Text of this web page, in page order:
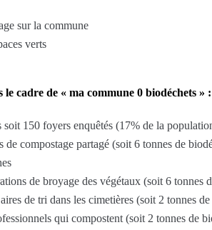
sur la commune
verts
le cadre de « ma commune 0 biodéchets » :
soit 150 foyers enquêtés (17% de la
de compostage partagé (soit 6 tonnes de
de broyage des végétaux (soit 6 tonnes
de tri dans les cimetières (soit 2 tonnes
qui compostent (soit 2 tonnes de